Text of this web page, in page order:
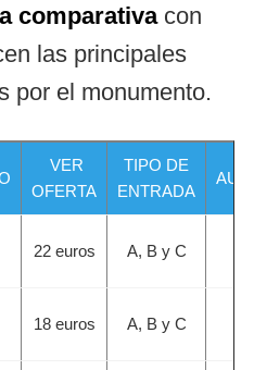
comparativacon
las principales
por el monumento.
VER
OFERTA
TIPO DE
ENTRADA
22 euros A, B y C
18 euros A, B y C